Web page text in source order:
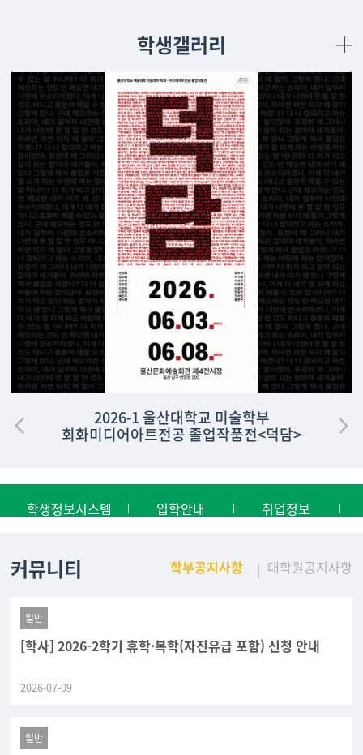
학생갤러리
2026-1 울산대학교 미술학부
회화미디어아트전공 졸업작품전<덕담>
학생정보시스템 입학안내 취업정보
커뮤니티 학부공지사항 대학원공지사항
일반
[학사] 2026-2학기 휴학·복학(자진유급 포함) 신청 안내
2026-07-09
일반